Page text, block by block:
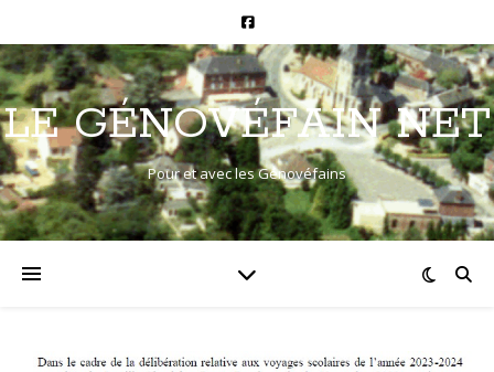
LE GÉNOVÉFAIN NET
Pour et avec les Génovéfains